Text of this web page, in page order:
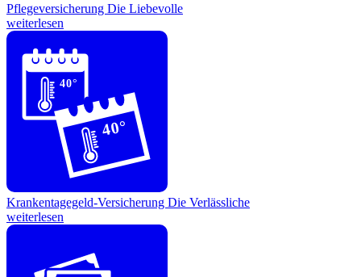
Pflegeversicherung Die Liebevolle
weiterlesen
40°
40°
Krankentagegeld-Versicherung Die Verlässliche
weiterlesen